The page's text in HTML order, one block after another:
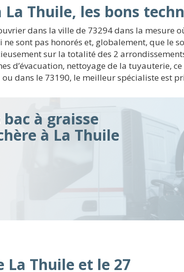
Thuile, les bons
dans la ville de 73294 dans la mesure
sont pas honorés et, globalement, que le
sur la totalité des 2
d’évacuation, nettoyage de la tuyauterie,
dans le 73190, le meilleur spécialiste est
à graisse
à La Thuile
Thuile et le 27